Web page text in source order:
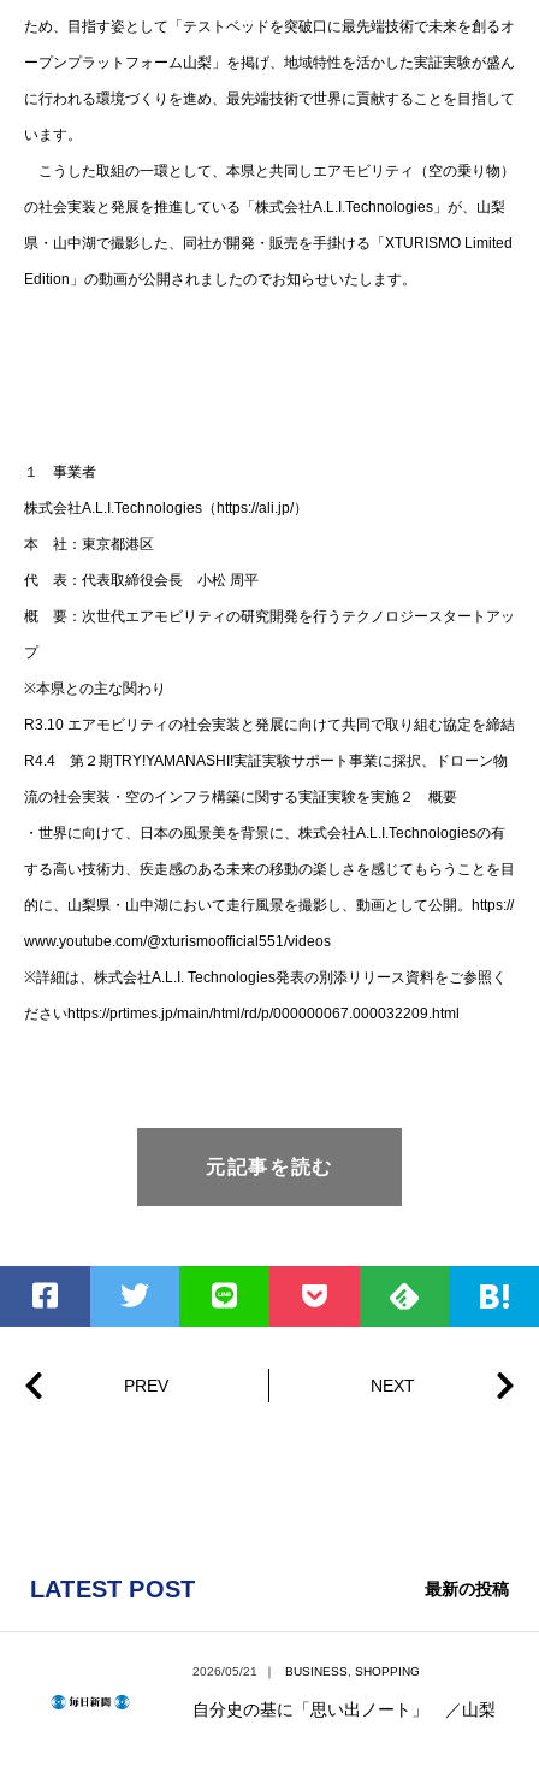
ため、目指す姿として「テストベッドを突破口に最先端技術で未来を創るオ
ープンプラットフォーム山梨」を掲げ、地域特性を活かした実証実験が盛ん
に行われる環境づくりを進め、最先端技術で世界に貢献することを目指して
います。
こうした取組の一環として、本県と共同しエアモビリティ（空の乗り物）
の社会実装と発展を推進している「株式会社A.L.I.Technologies」が、山梨
県・山中湖で撮影した、同社が開発・販売を手掛ける「XTURISMO Limited
Edition」の動画が公開されましたのでお知らせいたします。
１ 事業者
株式会社A.L.I.Technologies（https://ali.jp/）
本 社：東京都港区
代 表：代表取締役会長 小松 周平
概 要：次世代エアモビリティの研究開発を行うテクノロジースタートアッ
プ
※本県との主な関わり
R3.10 エアモビリティの社会実装と発展に向けて共同で取り組む協定を締結
R4.4 第２期TRY!YAMANASHI!実証実験サポート事業に採択、ドローン物
流の社会実装・空のインフラ構築に関する実証実験を実施２ 概要
・世界に向けて、日本の風景美を背景に、株式会社A.L.I.Technologiesの有
する高い技術力、疾走感のある未来の移動の楽しさを感じてもらうことを目
的に、山梨県・山中湖において走行風景を撮影し、動画として公開。https://
www.youtube.com/@xturismoofficial551/videos
※詳細は、株式会社A.L.I. Technologies発表の別添リリース資料をご参照く
ださいhttps://prtimes.jp/main/html/rd/p/000000067.000032209.html
元記事を読む
LATEST POST 最新の投稿
2026/05/21 ｜ BUSINESS SHOPPING
自分史の基に「思い出ノート」 ／山梨